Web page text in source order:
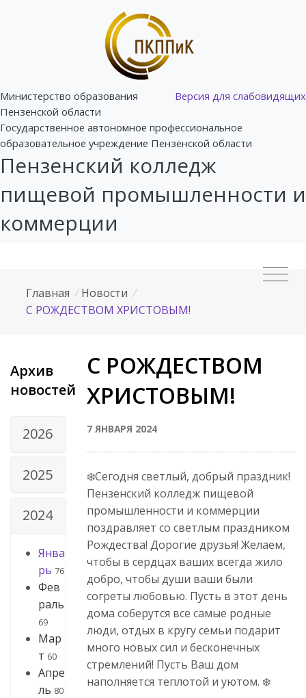
Версия для слабовидящих
Министерство образования
Пензенской области
Государственное автономное профессиональное
образовательное учреждение Пензенской области
Пензенский колледж
пищевой промышленности и
коммерции
Главная / Новости /
С РОЖДЕСТВОМ ХРИСТОВЫМ!
Архив
новостей
2026
2025
2024
Янва
рь 76
Фев
раль
69
Мар
т 60
Апре
ль 80
С РОЖДЕСТВОМ
ХРИСТОВЫМ!
7 ЯНВАРЯ 2024
❄️Сегодня светлый, добрый праздник!
Пензенский колледж пищевой
промышленности и коммерции
поздравляет со светлым праздником
Рождества! Дорогие друзья! Желаем,
чтобы в сердцах ваших всегда жило
добро, чтобы души ваши были
согреты любовью. Пусть в этот день
дома соберутся все самые родные
люди, отдых в кругу семьи подарит
много новых сил и бесконечных
стремлений! Пусть Ваш дом
наполняется теплотой и уютом. ❄️